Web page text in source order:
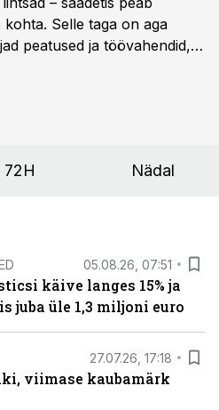
kohta. Selle taga on aga
peatused ja töövahendid,
72H Nädal
05.08.26, 07:51
käive langes 15% ja
juba üle 1,3 miljoni euro
27.07.26, 17:18
viimase kaubamärk